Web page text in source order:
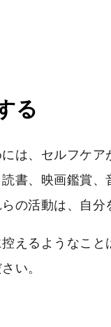
る
は、セルフケ
書、映画鑑賞
の活動は、自
えるようなこ
い。